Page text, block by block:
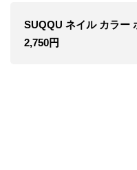
SUQQU ネイル カラ
2,750円